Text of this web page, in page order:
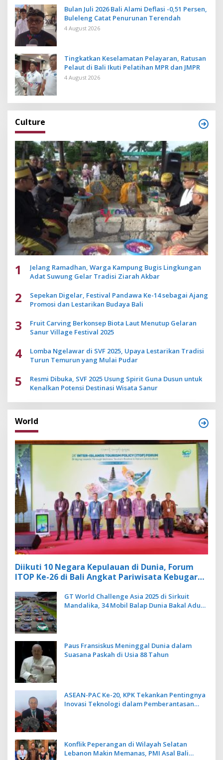
Bulan Juli 2026 Bali Alami Deflasi -0,51 Persen,
Buleleng Catat Penurunan Terendah
4 August 2026
Tingkatkan Keselamatan Pelayaran, Ratusan
Pelaut di Bali Ikuti Pelatihan MPR dan JMPR
4 August 2026
Culture
1
Jelang Ramadhan, Warga Kampung Bugis Lingkungan
Adat Suwung Gelar Tradisi Ziarah Akbar
2
Sepekan Digelar, Festival Pandawa Ke-14 sebagai Ajang
Promosi dan Lestarikan Budaya Bali
3
Fruit Carving Berkonsep Biota Laut Menutup Gelaran
Sanur Village Festival 2025
4
Lomba Ngelawar di SVF 2025, Upaya Lestarikan Tradisi
Turun Temurun yang Mulai Pudar
5
Resmi Dibuka, SVF 2025 Usung Spirit Guna Dusun untuk
Kenalkan Potensi Destinasi Wisata Sanur
World
Diikuti 10 Negara Kepulauan di Dunia, Forum
ITOP Ke-26 di Bali Angkat Pariwisata Kebugaran
GT World Challenge Asia 2025 di Sirkuit
Mandalika, 34 Mobil Balap Dunia Bakal Adu
Paus Fransiskus Meninggal Dunia dalam
Suasana Paskah di Usia 88 Tahun
ASEAN-PAC Ke-20, KPK Tekankan Pentingnya
Inovasi Teknologi dalam Pemberantasan
Konflik Peperangan di Wilayah Selatan
Lebanon Makin Memanas, PMI Asal Bali